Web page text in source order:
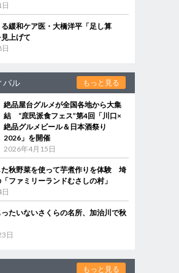
る緩和ケア医・大橋洋平「足し算
上げて
バル もっと見る
絶品屋台グルメが全国各地から大集
結 “庶民派食フェス”第4回「川口×
絶品グルメビール＆日本酒祭り
2026」を開催
2026年4月15日
た秋野菜を使って芋煮作りを体験 埼
ファミリーランドむさしの村」
たいないさくらの名所、加治川で秋
日
もっと見る